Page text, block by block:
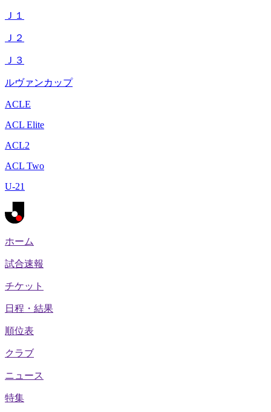
Ｊ１
Ｊ２
Ｊ３
ルヴァンカップ
ACLE
ACL Elite
ACL2
ACL Two
U-21
ホーム
試合速報
チケット
日程・結果
順位表
クラブ
ニュース
特集